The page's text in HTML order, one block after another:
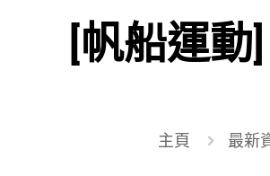
[帆船運動
主頁 最新